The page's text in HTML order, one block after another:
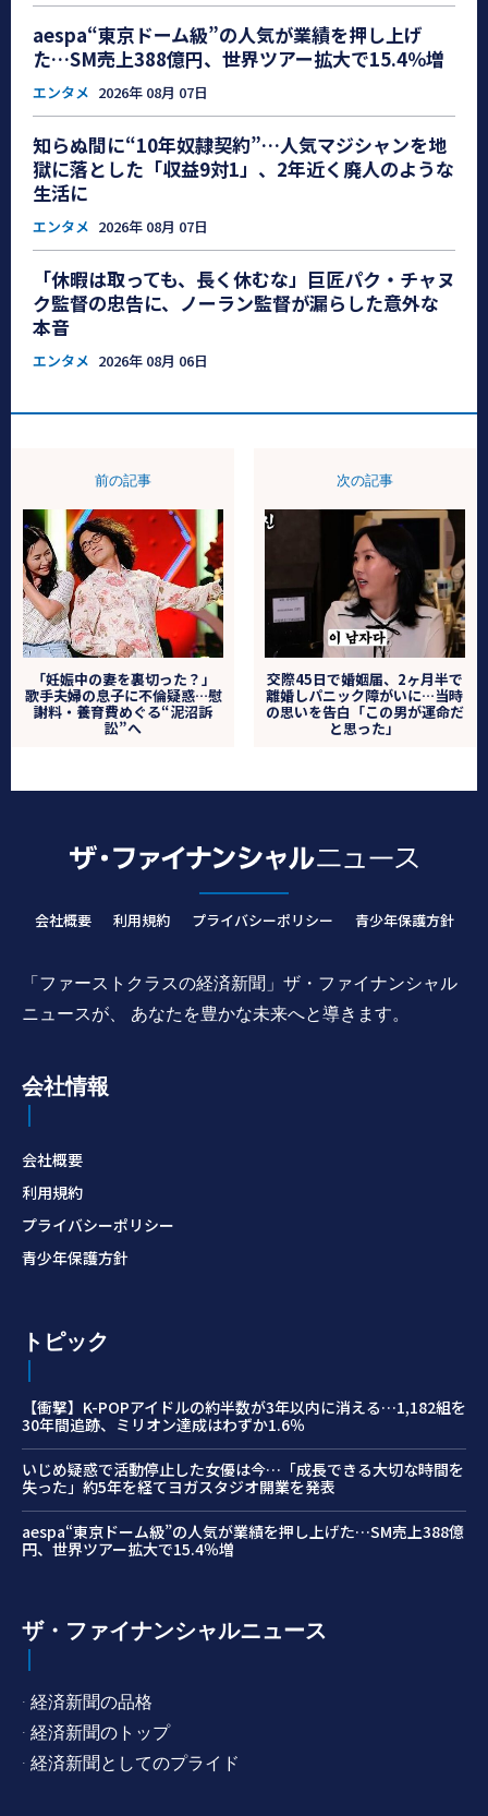
aespa“東京ドーム級”の人気が業績を押し上げ
た…SM売上388億円、世界ツアー拡大で15.4％増
エンタメ 2026年 08月 07日
知らぬ間に“10年奴隷契約”…人気マジシャンを地
獄に落とした「収益9対1」、2年近く廃人のような
生活に
エンタメ 2026年 08月 07日
「休暇は取っても、長く休むな」巨匠パク・チャヌ
ク監督の忠告に、ノーラン監督が漏らした意外な
本音
エンタメ 2026年 08月 06日
前の記事
「妊娠中の妻を裏切った？」
歌手夫婦の息子に不倫疑惑…慰
謝料・養育費めぐる“泥沼訴
訟”へ
次の記事
交際45日で婚姻届、2ヶ月半で
離婚しパニック障がいに…当時
の思いを告白「この男が運命だ
と思った」
会社概要 利用規約 プライバシーポリシー 青少年保護方針
「ファーストクラスの経済新聞」ザ・ファイナンシャル
ニュースが、 あなたを豊かな未来へと導きます。
会社情報
会社概要
利用規約
プライバシーポリシー
青少年保護方針
トピック
【衝撃】K-POPアイドルの約半数が3年以内に消える…1,182組を
30年間追跡、ミリオン達成はわずか1.6％
いじめ疑惑で活動停止した女優は今…「成長できる大切な時間を
失った」約5年を経てヨガスタジオ開業を発表
aespa“東京ドーム級”の人気が業績を押し上げた…SM売上388億
円、世界ツアー拡大で15.4％増
ザ・ファイナンシャルニュース
· 経済新聞の品格
· 経済新聞のトップ
· 経済新聞としてのプライド